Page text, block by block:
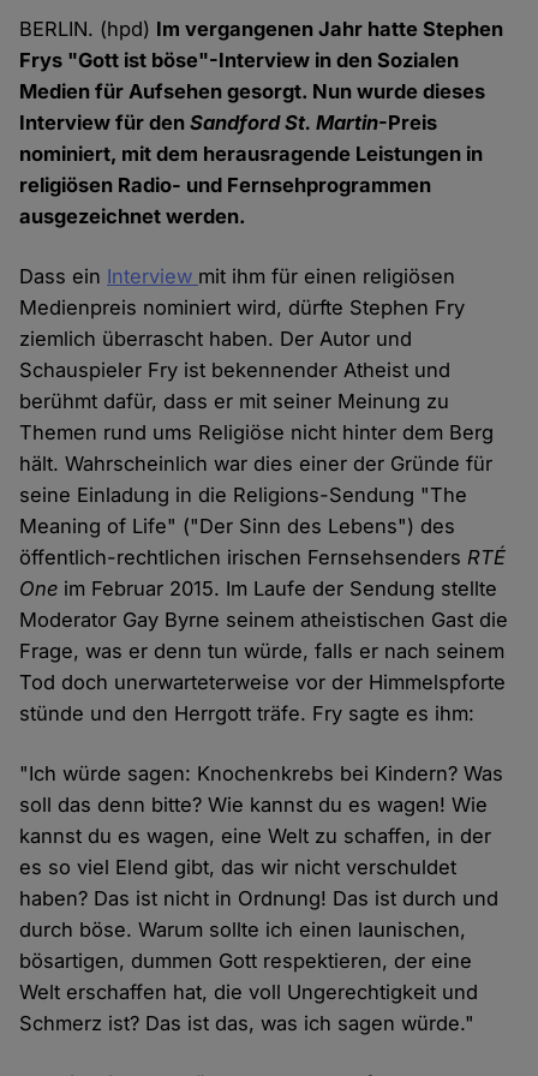
BERLIN. (hpd) Im vergangenen Jahr hatte Stephen
Frys "Gott ist böse"-Interview in den Sozialen
Medien für Aufsehen gesorgt. Nun wurde dieses
Interview für denSandford St. Martin-Preis
nominiert, mit dem herausragende Leistungen in
religiösen Radio- und Fernsehprogrammen
ausgezeichnet werden.
Dass ein Interview mit ihm für einen religiösen
Medienpreis nominiert wird, dürfte Stephen Fry
ziemlich überrascht haben. Der Autor und
Schauspieler Fry ist bekennender Atheist und
berühmt dafür, dass er mit seiner Meinung zu
Themen rund ums Religiöse nicht hinter dem Berg
hält. Wahrscheinlich war dies einer der Gründe für
seine Einladung in die Religions-Sendung "The
Meaning of Life" ("Der Sinn des Lebens") des
öffentlich-rechtlichen irischen FernsehsendersRTÉ
One im Februar 2015. Im Laufe der Sendung stellte
Moderator Gay Byrne seinem atheistischen Gast die
Frage, was er denn tun würde, falls er nach seinem
Tod doch unerwarteterweise vor der Himmelspforte
stünde und den Herrgott träfe. Fry sagte es ihm:
"Ich würde sagen: Knochenkrebs bei Kindern? Was
soll das denn bitte? Wie kannst du es wagen! Wie
kannst du es wagen, eine Welt zu schaffen, in der
es so viel Elend gibt, das wir nicht verschuldet
haben? Das ist nicht in Ordnung! Das ist durch und
durch böse. Warum sollte ich einen launischen,
bösartigen, dummen Gott respektieren, der eine
Welt erschaffen hat, die voll Ungerechtigkeit und
Schmerz ist? Das ist das, was ich sagen würde."